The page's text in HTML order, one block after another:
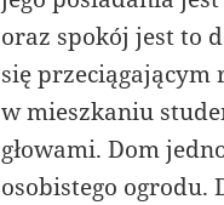
oraz spokój jest to
się
w mieszkaniu
głowami. Dom
osobistego